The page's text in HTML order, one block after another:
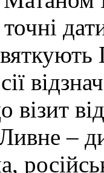
візит
–